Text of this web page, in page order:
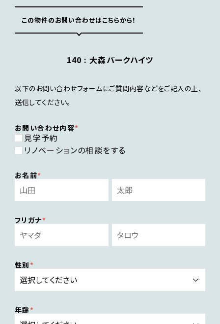
この物件のお問い合わせはこちらから！
140 :大森パークハイツ
以下のお問い合わせフォームにご質問内容などをご記入の上、
送信してください。
お問い合わせ内容
見学予約
リノベーションの相談をする
お名前
フリガナ
性別
年齢